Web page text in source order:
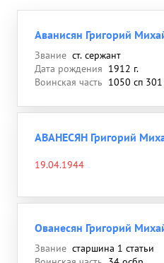
Аванисян Григорий
Звание ст. сержант
Дата рождения 1912 г.
Воинская часть 1050 сп
АВАНЕСЯН Григорий
19.04.1944
Ованесян Григорий
Звание старшина 1 статьи